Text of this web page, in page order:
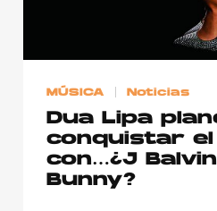
© 2015-2022 UMOMAG.
DERECHOS
MÚSICA Noticias
Dua Lipa
conquistar
con…¿J
Bunny?